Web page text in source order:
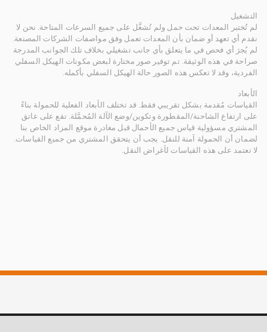
التشغيل
لم تُختبر المعدات تحت حمل ولم تُشغَّل على جميع السرعات المتاحة. نحن لا
نقدم أي تعهد أو ضمان بأن المعدات تعمل وفق مواصفات الشركات المصنعة.
لم يُجرَ أي فحص في ما يتعلق بأي جانب تشغيلي بخلاف تلك الجوانب المدرجة
صراحة في هذه الوثيقة. تم توفير صور مختارة لبعض مكونات الهيكل السفلي
الفردية، وقد لا تعكس هذه الصور حالة الهيكل السفلي بأكمله.
الأبعاد
القياسات مُقدمة بشكل تقريبي فقط. قد تختلف الأبعاد الفعلية للحمولة بناءً
على ارتفاع الشاحنة/المقطورة وتكوين/وضع الآلة المُحمَّلة. تقع على عاتق
المشتري مسؤولية قياس جميع الأحمال قبل مغادرة موقع المزاد الخاص بنا
لضمان أن الحمولة آمنة للنقل. يجب أن يتحقق المشتري من جميع القياسات.
لا تعتمد على هذه القياسات لأغراض النقل.